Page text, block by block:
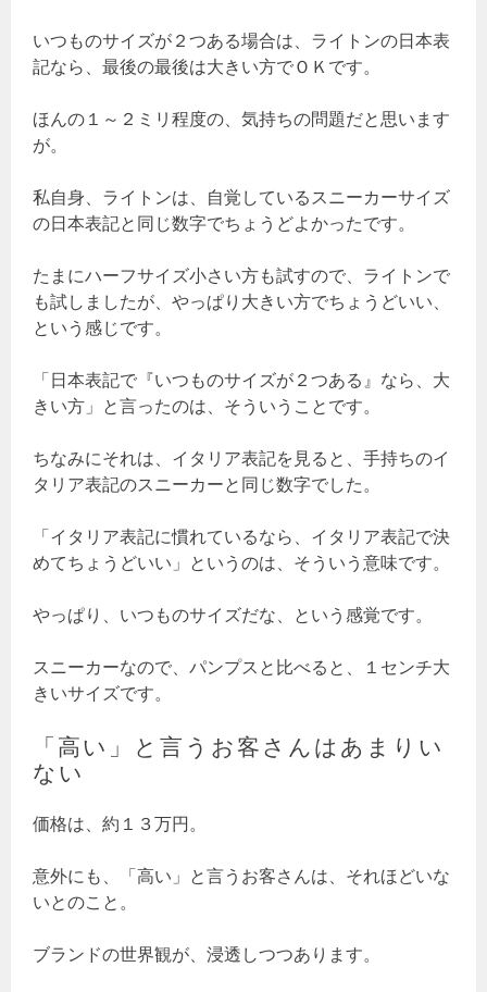
いつものサイズが２つある場合は、ライトンの日本表
記なら、最後の最後は大きい方でＯＫです。
ほんの１～２ミリ程度の、気持ちの問題だと思います
が。
私自身、ライトンは、自覚しているスニーカーサイズ
の日本表記と同じ数字でちょうどよかったです。
たまにハーフサイズ小さい方も試すので、ライトンで
も試しましたが、やっぱり大きい方でちょうどいい、
という感じです。
「日本表記で『いつものサイズが２つある』なら、大
きい方」と言ったのは、そういうことです。
ちなみにそれは、イタリア表記を見ると、手持ちのイ
タリア表記のスニーカーと同じ数字でした。
「イタリア表記に慣れているなら、イタリア表記で決
めてちょうどいい」というのは、そういう意味です。
やっぱり、いつものサイズだな、という感覚です。
スニーカーなので、パンプスと比べると、１センチ大
きいサイズです。
「高い」と言うお客さんはあまりい
ない
価格は、約１３万円。
意外にも、「高い」と言うお客さんは、それほどいな
いとのこと。
ブランドの世界観が、浸透しつつあります。